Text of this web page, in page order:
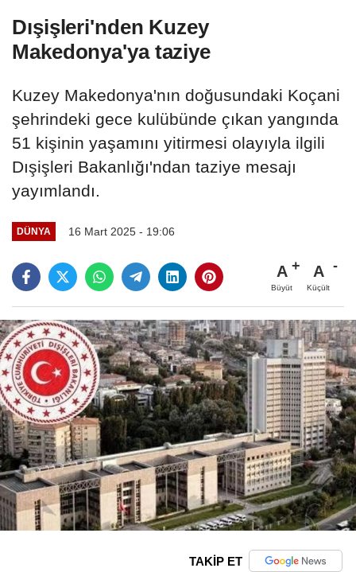
Dışişleri'nden Kuzey
Makedonya'ya taziye
Kuzey Makedonya'nın doğusundaki Koçani
şehrindeki gece kulübünde çıkan yangında
51 kişinin yaşamını yitirmesi olayıyla ilgili
Dışişleri Bakanlığı'ndan taziye mesajı
yayımlandı.
DÜNYA 16 Mart 2025 - 19:06
A
Büyüt
A
Küçült
TAKİP ET